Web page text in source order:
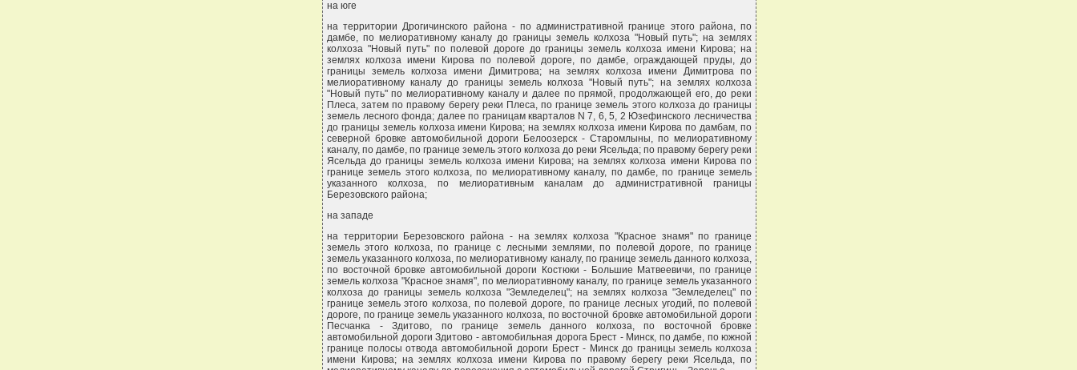
на юге
на территории Дрогичинского района - по административной границе этого района, по
дамбе, по мелиоративному каналу до границы земель колхоза "Новый путь"; на землях
колхоза "Новый путь" по полевой дороге до границы земель колхоза имени Кирова; на
землях колхоза имени Кирова по полевой дороге, по дамбе, ограждающей пруды, до
границы земель колхоза имени Димитрова; на землях колхоза имени Димитрова по
мелиоративному каналу до границы земель колхоза "Новый путь"; на землях колхоза
"Новый путь" по мелиоративному каналу и далее по прямой, продолжающей его, до реки
Плеса, затем по правому берегу реки Плеса, по границе земель этого колхоза до границы
земель лесного фонда; далее по границам кварталов N 7, 6, 5, 2 Юзефинского лесничества
до границы земель колхоза имени Кирова; на землях колхоза имени Кирова по дамбам, по
северной бровке автомобильной дороги Белоозерск - Старомлыны, по мелиоративному
каналу, по дамбе, по границе земель этого колхоза до реки Ясельда; по правому берегу реки
Ясельда до границы земель колхоза имени Кирова; на землях колхоза имени Кирова по
границе земель этого колхоза, по мелиоративному каналу, по дамбе, по границе земель
указанного колхоза, по мелиоративным каналам до административной границы
Березовского района;
на западе
на территории Березовского района - на землях колхоза "Красное знамя" по границе
земель этого колхоза, по границе с лесными землями, по полевой дороге, по границе
земель указанного колхоза, по мелиоративному каналу, по границе земель данного колхоза,
по восточной бровке автомобильной дороги Костюки - Большие Матвеевичи, по границе
земель колхоза "Красное знамя", по мелиоративному каналу, по границе земель указанного
колхоза до границы земель колхоза "Земледелец"; на землях колхоза "Земледелец" по
границе земель этого колхоза, по полевой дороге, по границе лесных угодий, по полевой
дороге, по границе земель указанного колхоза, по восточной бровке автомобильной дороги
Песчанка - Здитово, по границе земель данного колхоза, по восточной бровке
автомобильной дороги Здитово - автомобильная дорога Брест - Минск, по дамбе, по южной
границе полосы отвода автомобильной дороги Брест - Минск до границы земель колхоза
имени Кирова; на землях колхоза имени Кирова по правому берегу реки Ясельда, по